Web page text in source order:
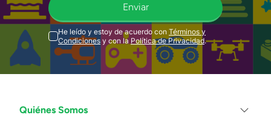
Enviar
He leído y estoy de acuerdo con Términos y
Condiciones y con la Política de Privacidad.
Quiénes Somos